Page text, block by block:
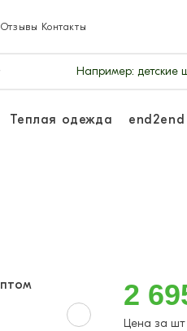
Отзывы Контакты
Например: детские
Теплая одежда end2end
2
Цена за шт